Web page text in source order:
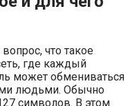
что такое
где каждый
может обмениваться
людьми. Обычно
символов. В этом